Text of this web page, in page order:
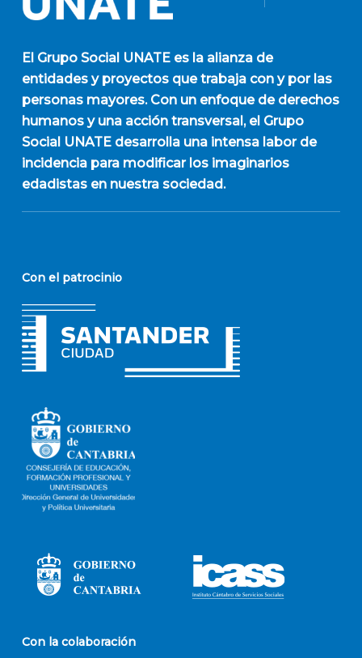
El Grupo Social UNATEes la alianza de
entidades y proyectos que trabaja con y por las
personas mayores. Con un enfoque de derechos
humanos y una acción transversal, el Grupo
Social UNATE desarrolla una intensa labor de
incidencia para modificar los imaginarios
edadistas en nuestra sociedad.
Con el patrocinio
Con la colaboración